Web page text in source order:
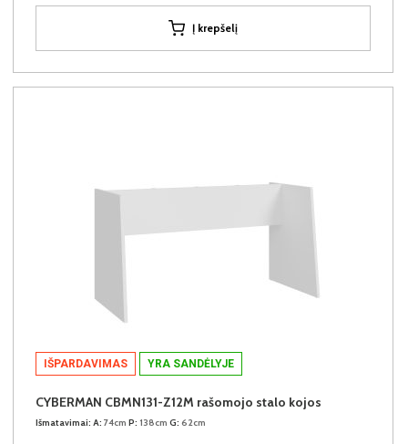
Į krepšelį
IŠPARDAVIMAS YRA SANDĖLYJE
CYBERMAN CBMN131-Z12M rašomojo stalo kojos
Išmatavimai: A: 74cm P: 138cm G: 62cm